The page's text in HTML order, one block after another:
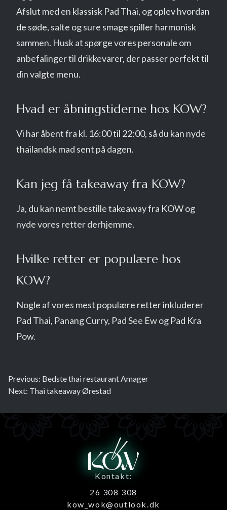
Afslut med en klassisk Pad Thai, og oplev hvordan
de søde, salte og sure smage spiller harmonisk
sammen. Husk at spørge vores personale om
anbefalinger til drikkevarer, der passer perfekt til
din valgte menu.
Hvad er åbningstiderne hos KOW?
Vi har åbent fra kl. 16:00 til 22:00, så du kan nyde
thailandsk mad sent på dagen.
Kan jeg få takeaway fra KOW?
Ja, du kan nemt bestille takeaway fra KOW og
nyde vores retter derhjemme.
Hvilke retter er populære hos
KOW?
Nogle af vores mest populære retter inkluderer
Pad Thai, Panang Curry, Pad See Ew og Pad Kra
Pow.
Previous: Bedste thai restaurant Amager
Next: Thai takeaway Ørestad
Kontakt:
26 308 308
kow_wok@outlook.dk